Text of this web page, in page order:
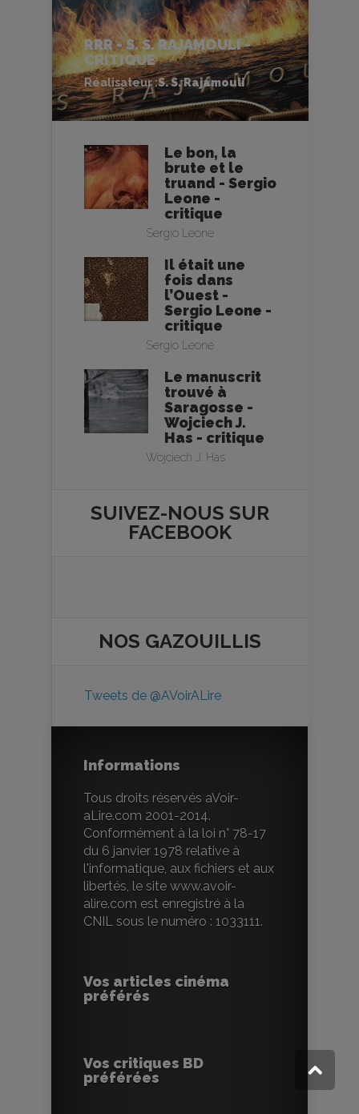
RRR - S. S. RAJAMOULI -
CRITIQUE
Réalisateur :S. S. Rajamouli
Le bon, la
brute et le
truand - Sergio
Leone -
critique
Sergio Leone
Il était une
fois dans
l’Ouest -
Sergio Leone -
critique
Sergio Leone
Le manuscrit
trouvé à
Saragosse -
Wojciech J.
Has - critique
Wojciech J. Has
SUIVEZ-NOUS SUR
FACEBOOK
NOS GAZOUILLIS
Tweets de @AVoirALire
Informations
Tous droits réservés aVoir-
aLire.com 2001-2014.
Conformément à la loi n° 78-17
du 6 janvier 1978 relative à
l'informatique, aux fichiers et aux
libertés, le site www.avoir-
alire.com est enregistré à la
CNIL sous le numéro : 1033111.
Vos articles cinéma
préférés
Vos critiques BD
préférées